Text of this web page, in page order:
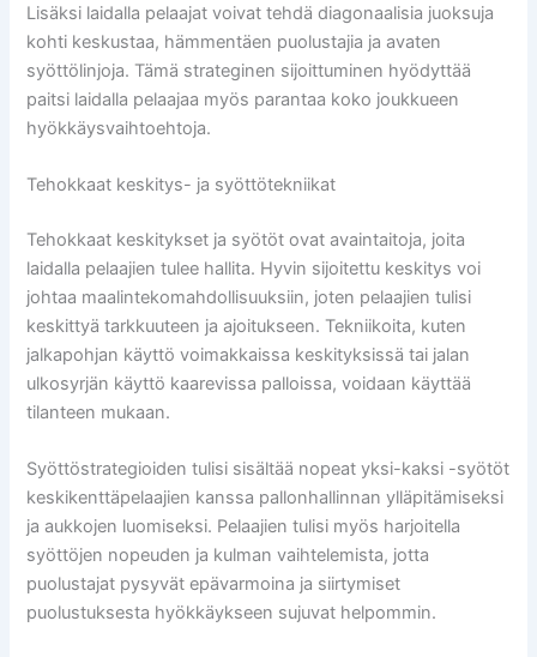
Lisäksi laidalla pelaajat voivat tehdä diagonaalisia juoksuja
kohti keskustaa, hämmentäen puolustajia ja avaten
syöttölinjoja. Tämä strateginen sijoittuminen hyödyttää
paitsi laidalla pelaajaa myös parantaa koko joukkueen
hyökkäysvaihtoehtoja.
Tehokkaat keskitys- ja syöttötekniikat
Tehokkaat keskitykset ja syötöt ovat avaintaitoja, joita
laidalla pelaajien tulee hallita. Hyvin sijoitettu keskitys voi
johtaa maalintekomahdollisuuksiin, joten pelaajien tulisi
keskittyä tarkkuuteen ja ajoitukseen. Tekniikoita, kuten
jalkapohjan käyttö voimakkaissa keskityksissä tai jalan
ulkosyrjän käyttö kaarevissa palloissa, voidaan käyttää
tilanteen mukaan.
Syöttöstrategioiden tulisi sisältää nopeat yksi-kaksi -syötöt
keskikenttäpelaajien kanssa pallonhallinnan ylläpitämiseksi
ja aukkojen luomiseksi. Pelaajien tulisi myös harjoitella
syöttöjen nopeuden ja kulman vaihtelemista, jotta
puolustajat pysyvät epävarmoina ja siirtymiset
puolustuksesta hyökkäykseen sujuvat helpommin.